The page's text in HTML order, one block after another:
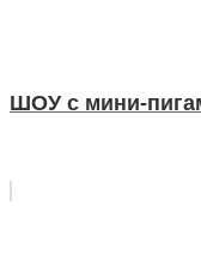
ШОУ с мини-